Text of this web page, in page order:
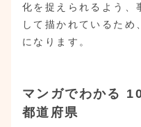
化を捉えられるよう、
して描かれているため
になります。
マンガでわかる
都道府県